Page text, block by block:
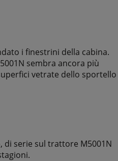
i finestrini della cabina.
sembra ancora più
vetrate dello sportello
di serie sul trattore M5001N